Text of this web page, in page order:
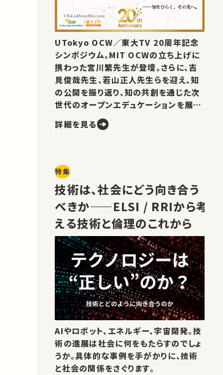
UTokyo OCW／東大TV 20周年記念
シンポジウム。MIT OCWの立ち上げに
携わった宮川繁先生が登壇。さらに、吉
見俊哉先生、若山正人先生らを迎え、知
の公開を振り返り、知の共創を通じた次
世代のオープンエデュケーションを展望
詳細を見る
特集
技術は、社会にどう向き合う
べきか——ELSI / RRIから考
える技術と倫理のこれから
AIやロボット、エネルギー、宇宙開発。技
術の進展は社会に何をもたらすのでしょ
うか。具体的な事例を手がかりに、技術
と社会の関係をさぐります。